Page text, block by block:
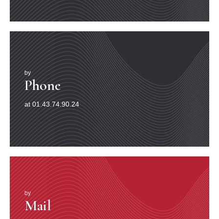
peur. Jean-Gabriel Domergue qui l’a connu, dresse de
lui ce portrait sans complaisance : « Lautrec était laid,
poil hirsute, une face très colorée, une peau grasse,
huileuse, un nez énorme, une bouche coupant la figure
en deux, des lèvres épaisses, humides, violettes et
roses, flasques, ourlaient cette fente effroyable. Seuls
ses yeux étaient émouvants, tristes comme des yeux
d’épagneul pleurant. Aussi, s’il aimait la beauté, la
beauté le fuyait. Il s’est donc rabattu sur celle, peu
humaine, du caractère, de l’étrange, du monde spécial
qui l’accueillait ». Tout est dit dans ce bref et réaliste
portrait. Ses contemporains éprouvaient en le voyant,
une répulsion qu’ils ne pouvaient dissimuler. « Comme
tu es moche ! Tu devrais te raser cette barbe, ces poils,
enlève ça, peut-être serais-tu moins moche », lui dit une
actrice à qui il rendait visite. Blessé, il se rasa. Quand
l’actrice revint dans sa loge et qu’elle vit le résultat, elle
s’écria : « Mais tu es encore plus moche qu’avant ! Fous
le camp, tu es affreux!». Il s’en alla en pleurant. Les
femmes, pourtant, Dieu sait s’il les aimait, à commencer
par sa mère, la comtesse de Toulouse-Lautrec dont il a
by
Phone
at 01.43.74.90.24
by
Mail